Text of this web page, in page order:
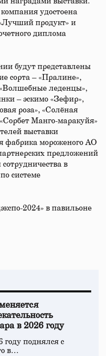
удостоена
продукт» и
диплома
будут представлены
сорта – «Пралине»,
леденцы»,
– эскимо «Зефир»,
роза», «Солёная
Манго-маракуйя»
выставки
фабрика мороженого АО
предложений
в
системе
2024» в павильоне
в 2026 году
году поднялся с
в…